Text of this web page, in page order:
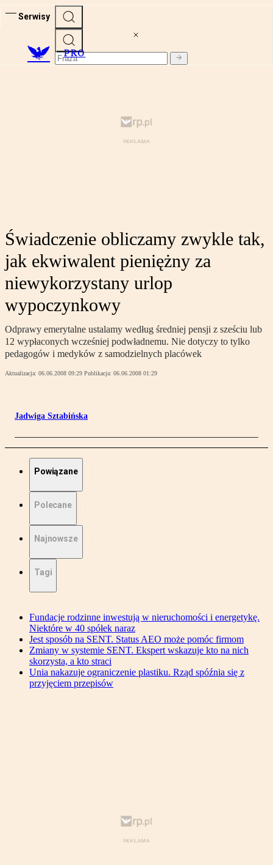
Serwisy
PRO
Świadczenie obliczamy zwykle tak,
jak ekwiwalent pieniężny za
niewykorzystany urlop
wypoczynkowy
Odprawy emerytalne ustalamy według średniej pensji z sześciu lub
12 wypłaconych wcześniej podwładnemu. Nie dotyczy to tylko
pedagogów i medyków z samodzielnych placówek
Aktualizacja: 06.06.2008 09:29 Publikacja: 06.06.2008 01:29
Jadwiga Sztabińska
Powiązane
Polecane
Najnowsze
Tagi
Fundacje rodzinne inwestują w nieruchomości i energetykę.
Niektóre w 40 spółek naraz
Jest sposób na SENT. Status AEO może pomóc firmom
Zmiany w systemie SENT. Ekspert wskazuje kto na nich
skorzysta, a kto straci
Unia nakazuje ograniczenie plastiku. Rząd spóźnia się z
przyjęciem przepisów